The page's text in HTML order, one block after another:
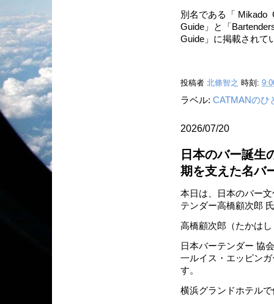
別名である「 Mikado
Guide」と「
Guide」に掲載されて
投稿者 北條智之 時刻:
ラベル: CATMANのひ
2026/07/20
日本のバー誕生
期を支えた名バ
本日は、日本のバー
テンダー高橋顧次郎
高橋顧次郎（たかは
日本バーテンダー 協
一ルイス・エッピン
す。
横浜グランドホテル